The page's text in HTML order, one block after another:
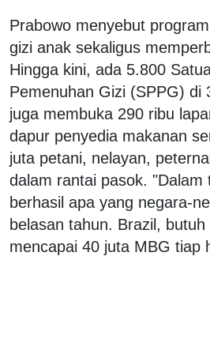
Prabowo menyebut
gizi anak sekaligus
Hingga kini, ada 5.800
Pemenuhan Gizi (SPPG) di
juga membuka 290 ribu
dapur penyedia makanan
juta petani, nelayan,
dalam rantai pasok. "Dalam
berhasil apa yang negara-
belasan tahun. Brazil,
mencapai 40 juta MBG tiap